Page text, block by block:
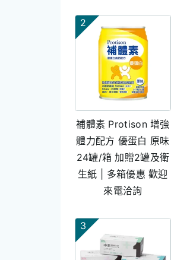
2
補體素 Protison 增強
體力配方 優蛋白 原味
24罐/箱 加贈2罐及衛
生紙 | 多箱優惠 歡迎
來電洽詢
3